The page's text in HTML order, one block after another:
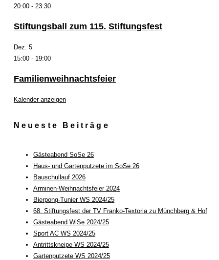
20:00 - 23:30
Stiftungsball zum 115. Stiftungsfest
Dez. 5
15:00 - 19:00
Familienweihnachtsfeier
Kalender anzeigen
Neueste Beiträge
Gästeabend SoSe 26
Haus- und Gartenputzete im SoSe 26
Bauschullauf 2026
Arminen-Weihnachtsfeier 2024
Bierpong-Tunier WS 2024/25
68. Stiftungsfest der TV Franko-Textoria zu Münchberg & Hof
Gästeabend WiSe 2024/25
Sport AC WS 2024/25
Antrittskneipe WS 2024/25
Gartenputzete WS 2024/25